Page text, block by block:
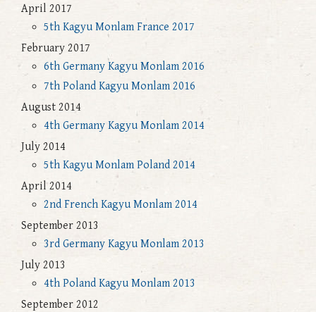
April 2017
5th Kagyu Monlam France 2017
February 2017
6th Germany Kagyu Monlam 2016
7th Poland Kagyu Monlam 2016
August 2014
4th Germany Kagyu Monlam 2014
July 2014
5th Kagyu Monlam Poland 2014
April 2014
2nd French Kagyu Monlam 2014
September 2013
3rd Germany Kagyu Monlam 2013
July 2013
4th Poland Kagyu Monlam 2013
September 2012